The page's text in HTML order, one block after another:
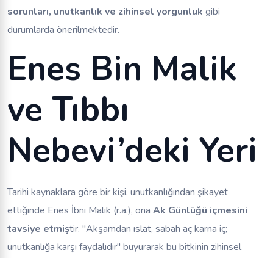
sorunları, unutkanlık ve zihinsel yorgunluk gibi
durumlarda önerilmektedir.
Enes Bin Malik
ve Tıbbı
Nebevi’deki Yeri
Tarihi kaynaklara göre bir kişi, unutkanlığından şikayet
ettiğinde Enes İbni Malik (r.a.), ona Ak Günlüğü içmesini
tavsiye etmiştir. "Akşamdan ıslat, sabah aç karna iç;
unutkanlığa karşı faydalıdır" buyurarak bu bitkinin zihinsel